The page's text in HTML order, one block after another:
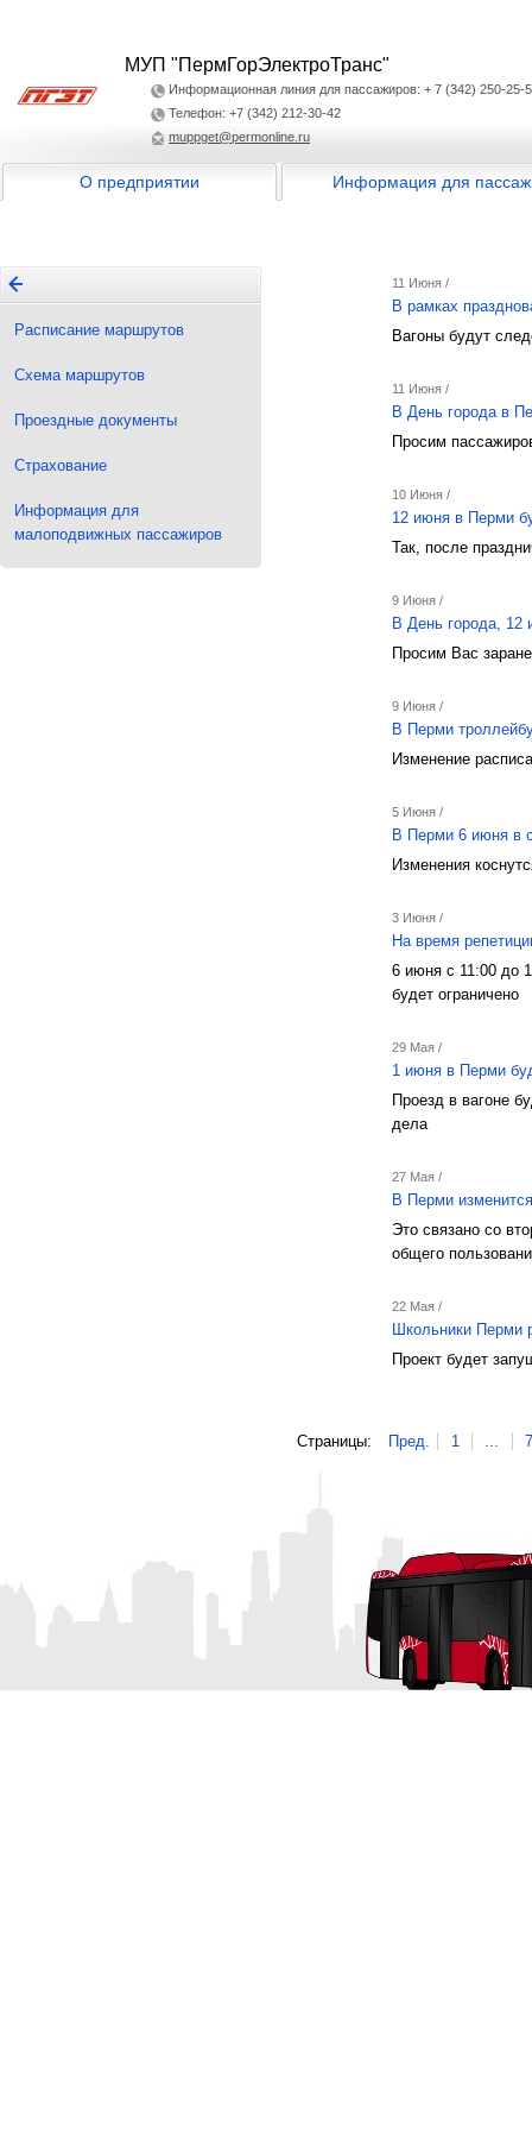
МУП "ПермГорЭлектроТранс"
Информационная линия для пассажиров: + 7 (342) 250-25-
Телефон: +7 (342) 212-30-42
muppget@permonline.ru
О предприятии Информация для
Расписание маршрутов
Схема маршрутов
Проездные документы
Страхование
Информация для
малоподвижных пассажиров
11 Июня /
В рамках
Вагоны будут
11 Июня /
В День города в
Просим
10 Июня /
12 июня в Перми
Так, после
9 Июня /
В День города, 12
Просим Вас
9 Июня /
В Перми
Изменение
5 Июня /
В Перми 6 июня в
Изменения
3 Июня /
На время
6 июня с 11:00 до
будет ограничено
29 Мая /
1 июня в Перми
Проезд в вагоне
дела
27 Мая /
В Перми
Это связано со
общего
22 Мая /
Школьники Перми
Проект будет
Страницы: Пред. 1